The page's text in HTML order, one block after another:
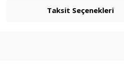
Taksit Seçenekleri